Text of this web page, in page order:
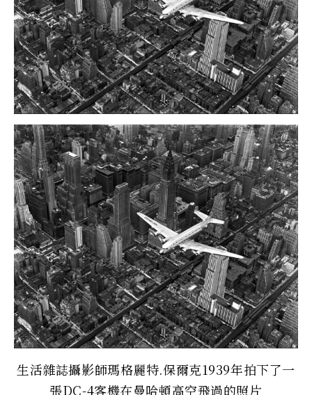
生活雜誌攝影師瑪格麗特.保爾克1939年拍下了一
張DC-4客機在曼哈頓高空飛過的照片